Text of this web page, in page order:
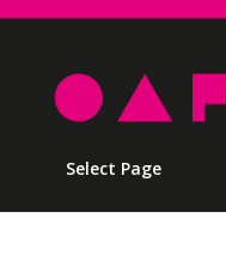
Select Page